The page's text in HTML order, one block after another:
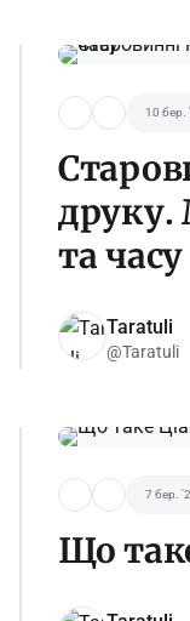
10 бер.
друку.
та часу
Taratuli
@Taratuli
7 бер.
Що